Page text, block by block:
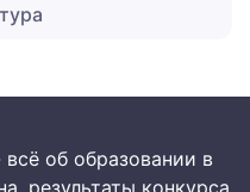
об образовании в
результаты конкурса